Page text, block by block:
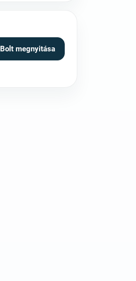
Bolt megnyitása